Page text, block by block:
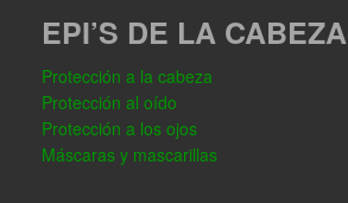
EPI’S DE LA CABEZA
Protección a la cabeza
Protección al oído
Protección a los ojos
Máscaras y mascarillas